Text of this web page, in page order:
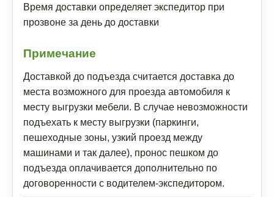
Время доставки определяет экспедитор при
прозвоне за день до доставки
Примечание
Доставкой до подъезда считается доставка до
места возможного для проезда автомобиля к
месту выгрузки мебели. В случае невозможности
подъехать к месту выгрузки (паркинги,
пешеходные зоны, узкий проезд между
машинами и так далее), пронос пешком до
подъезда оплачивается дополнительно по
договоренности с водителем-экспедитором.